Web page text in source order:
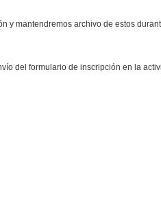
mantendremos archivo de estos
del formulario de inscripción en la